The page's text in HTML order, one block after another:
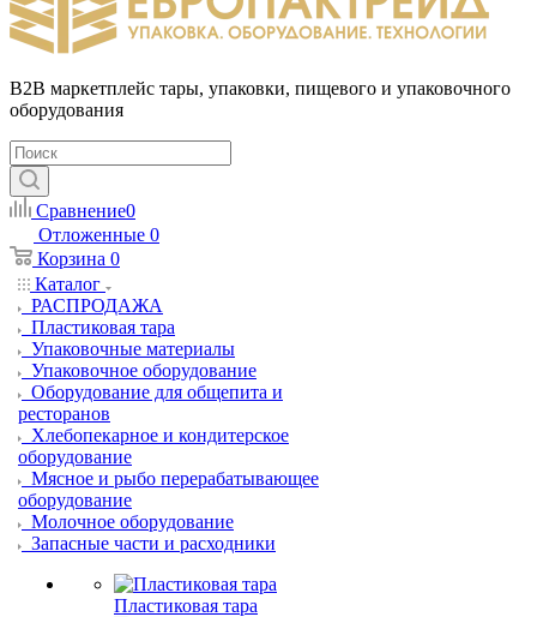
B2B маркетплейс тары, упаковки, пищевого и упаковочного
оборудования
Сравнение0
Отложенные 0
Корзина 0
Каталог
РАСПРОДАЖА
Пластиковая тара
Упаковочные материалы
Упаковочное оборудование
Оборудование для общепита и
ресторанов
Хлебопекарное и кондитерское
оборудование
Мясное и рыбо перерабатывающее
оборудование
Молочное оборудование
Запасные части и расходники
Пластиковая тара